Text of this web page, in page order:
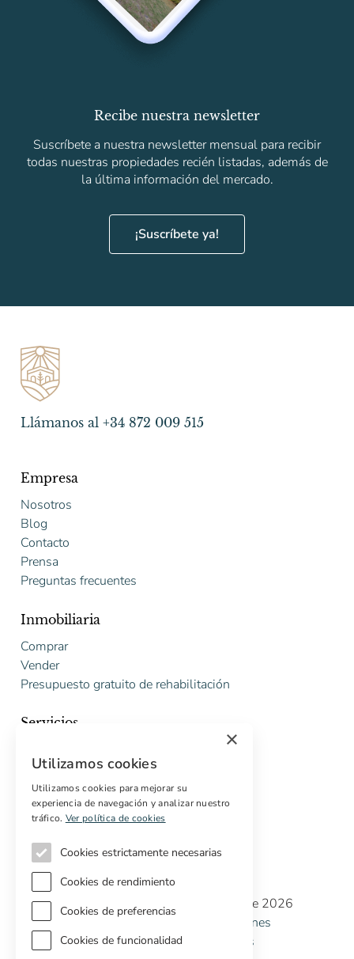
Recibe nuestra newsletter
Suscríbete a nuestra newsletter mensual para recibir
todas nuestras propiedades recién listadas, además de
la última información del mercado.
¡Suscríbete ya!
Llámanos al +34 872 009 515
Empresa
Nosotros
Blog
Contacto
Prensa
Preguntas frecuentes
Inmobiliaria
Comprar
Vender
Presupuesto gratuito de rehabilitación
Servicios
Compradores internacionales
Propiedades off-market
Servicios para compradores
Copyright © Cottage Properties Real Estate 2026
Política de Privacidad
Terminos y Condiciones
Política de CookiesPreferencias de cookies
×
Utilizamos cookies
Utilizamos cookies para mejorar su
experiencia de navegación y analizar nuestro
tráfico. Ver política de cookies
Cookies estrictamente necesarias
Cookies de rendimiento
Cookies de preferencias
Cookies de funcionalidad